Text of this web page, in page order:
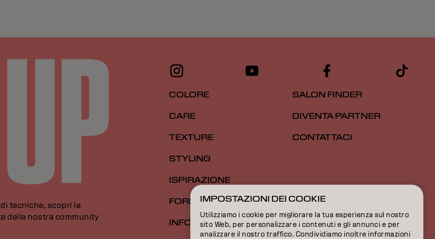
tecniche, scopri le
della nostra community
COLORE
CARE
TEXTURE
STYLING
ISPIRAZIONE
FORMAZIONE
INFORMAZIONI
SALON FINDER
DIVENTA PARTNER
CONTATTACI
IMPOSTAZIONI DEI COOKIE
Utilizziamo i cookie per migliorare la tua esperienza sul nostro
sito Web, per personalizzare i contenuti e gli annunci e per
analizzare il nostro traffico. Condividiamo inoltre informazioni